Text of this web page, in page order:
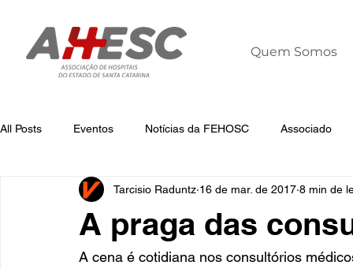
Quem Somos
All Posts Eventos Notícias da FEHOSC Associado
Notícias da AHESC Liderança Dia
A praga das
Tarcisio Raduntz 16 de mar. de 2017 8 min de
A cena é cotidiana nos consultórios